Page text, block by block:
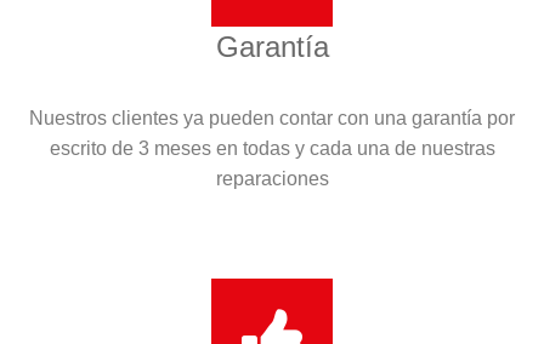
Garantía
Nuestros clientes ya pueden contar con una garantía por
escrito de 3 meses en todas y cada una de nuestras
reparaciones